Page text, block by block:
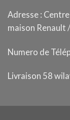
Adresse :
maison Renault
Numero de
Livraison 58